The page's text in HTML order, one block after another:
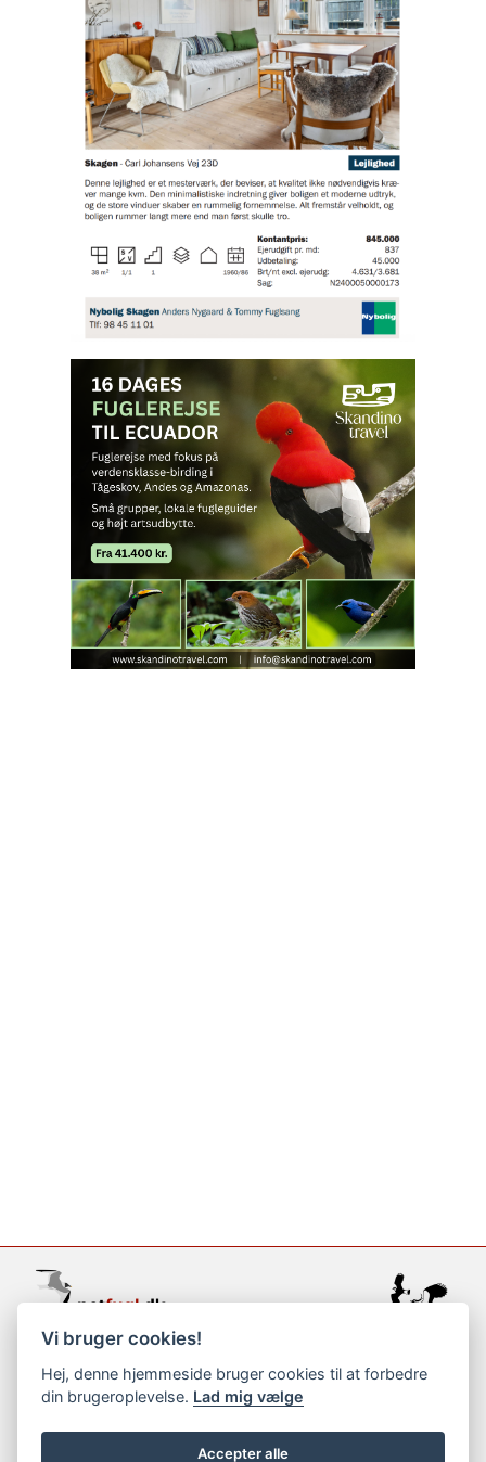
support@netfugl.dk
copyright © 2002-2023
Vi bruger cookies!
Hej, denne hjemmeside bruger cookies til at forbedre
din brugeroplevelse. Lad mig vælge
Accepter alle